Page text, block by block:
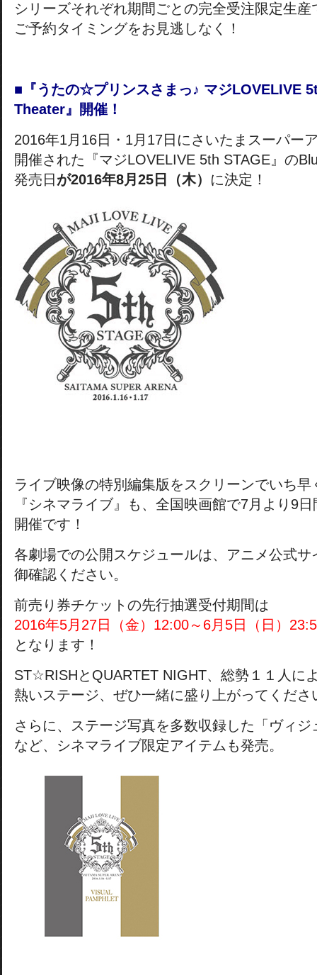
シリーズそれぞれ期間ごとの完全受注限定生産
ご予約タイミングをお見逃しなく！
■『うたの☆プリンスさまっ♪ マジLOVELIVE
Theater』開催！
2016年1月16日・1月17日にさいたまスーパー
開催された『マジLOVELIVE 5th STAGE』の
発売日 が2016年8月25日（木） に決定！
ライブ映像の特別編集版をスクリーンでいち早
『シネマライブ』も、全国映画館で7月より9
開催です！
各劇場での公開スケジュールは、アニメ公式サ
御確認ください。
前売り券チケットの先行抽選受付期間は
2016年5月27日（金）12:00～6月5日（日）
となります！
ST☆RISHとQUARTET NIGHT、総勢１１人に
熱いステージ、ぜひ一緒に盛り上がってくださ
さらに、ステージ写真を多数収録した「ヴィ
など、シネマライブ限定アイテムも発売。